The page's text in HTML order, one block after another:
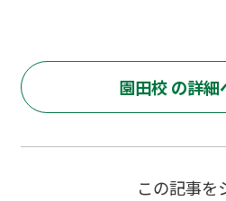
園田校 の詳細
この記事を